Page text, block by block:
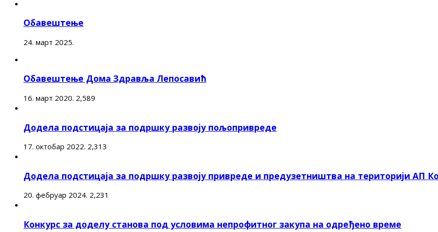
Обавештење
24. март 2025.
Обавештење Дома Здравља Лепосавић
16. март 2020. 2,589
Додела подстицаја за подршку развоју пољопривреде
17. октобар 2022. 2,313
Додела подстицаја за подршку развоју привреде и предузетништва на територији АП
20. фебруар 2024. 2,231
Конкурс за доделу станова под условима непрофитног закупа на одређено време